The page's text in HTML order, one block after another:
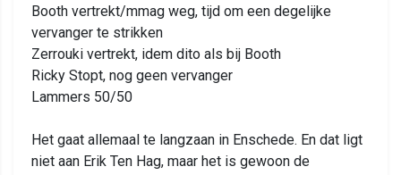
Booth vertrekt/mmag weg, tijd om een degelijke
vervanger te strikken
Zerrouki vertrekt, idem dito als bij Booth
Ricky Stopt, nog geen vervanger
Lammers 50/50
Het gaat allemaal te langzaan in Enschede. En dat ligt
niet aan Erik Ten Hag, maar het is gewoon de